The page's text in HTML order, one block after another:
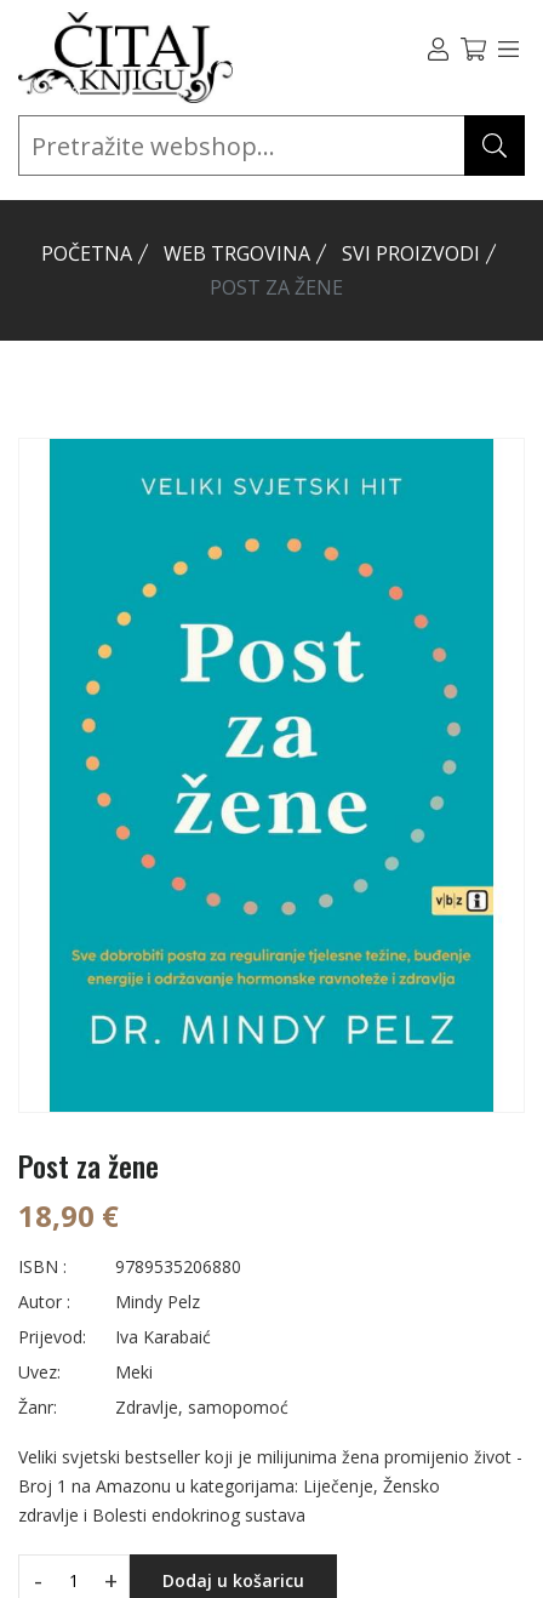
POČETNA WEB TRGOVINA
SVI PROIZVODI
POST ZA ŽENE
Post za žene
18,90 €
ISBN :
9789535206880
Autor :
Mindy Pelz
Prijevod:
Iva Karabaić
Uvez:
Meki
Žanr:
Zdravlje, samopomoć
Veliki svjetski bestseller koji je milijunima žena promijenio život -
Broj 1 na Amazonu u kategorijama: Liječenje, Žensko
zdravlje i Bolesti endokrinog sustava
- + Dodaj u košaricu